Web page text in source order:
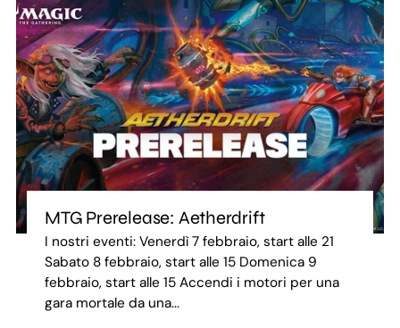
MTG Prerelease: Aetherdrift
I nostri eventi: Venerdì 7 febbraio, start alle 21
Sabato 8 febbraio, start alle 15 Domenica 9
febbraio, start alle 15 Accendi i motori per una
gara mortale da una...